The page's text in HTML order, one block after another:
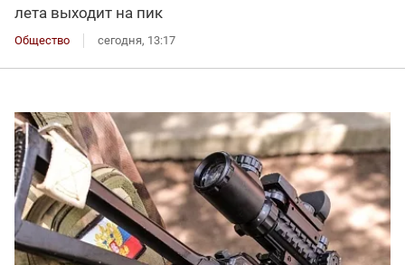
лета выходит на пик
Общество сегодня, 13:17